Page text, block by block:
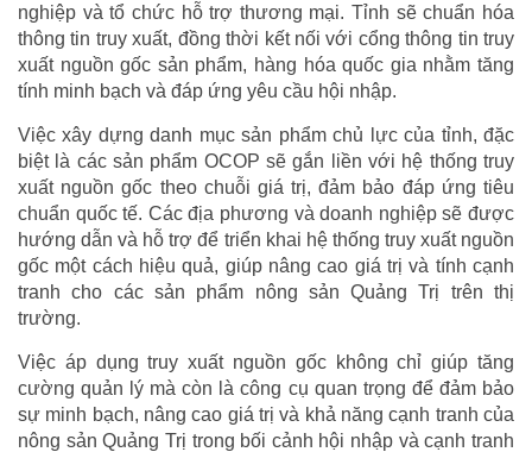
nghiệp và tổ chức hỗ trợ thương mại. Tỉnh sẽ chuẩn hóa
thông tin truy xuất, đồng thời kết nối với cổng thông tin truy
xuất nguồn gốc sản phẩm, hàng hóa quốc gia nhằm tăng
tính minh bạch và đáp ứng yêu cầu hội nhập.
Việc xây dựng danh mục sản phẩm chủ lực của tỉnh, đặc
biệt là các sản phẩm OCOP sẽ gắn liền với hệ thống truy
xuất nguồn gốc theo chuỗi giá trị, đảm bảo đáp ứng tiêu
chuẩn quốc tế. Các địa phương và doanh nghiệp sẽ được
hướng dẫn và hỗ trợ để triển khai hệ thống truy xuất nguồn
gốc một cách hiệu quả, giúp nâng cao giá trị và tính cạnh
tranh cho các sản phẩm nông sản Quảng Trị trên thị
trường.
Việc áp dụng truy xuất nguồn gốc không chỉ giúp tăng
cường quản lý mà còn là công cụ quan trọng để đảm bảo
sự minh bạch, nâng cao giá trị và khả năng cạnh tranh của
nông sản Quảng Trị trong bối cảnh hội nhập và cạnh tranh